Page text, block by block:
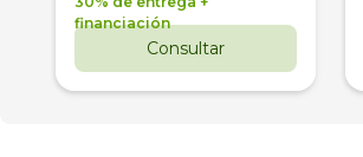
financiación
Consultar